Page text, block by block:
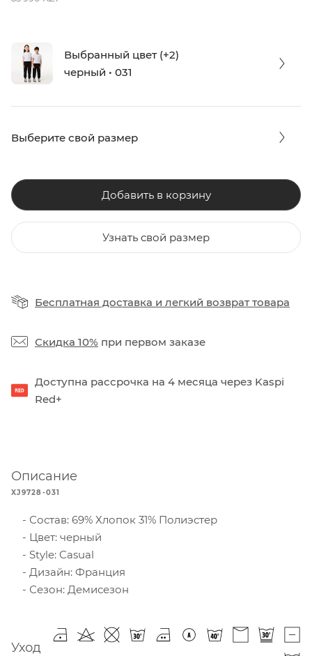
Выбранный цвет (+2)
черный • 031
Выберите свой размер
Добавить в корзину
Узнать свой размер
Бесплатная доставка и легкий возврат товара
Скидка 10% при первом заказе
Доступна рассрочка на 4 месяца через Kaspi
Red+
Описание
XJ9728-031
Состав: 69% Хлопок 31% Полиэстер
Цвет: черный
Style: Casual
Дизайн: Франция
Сезон: Демисезон
Уход